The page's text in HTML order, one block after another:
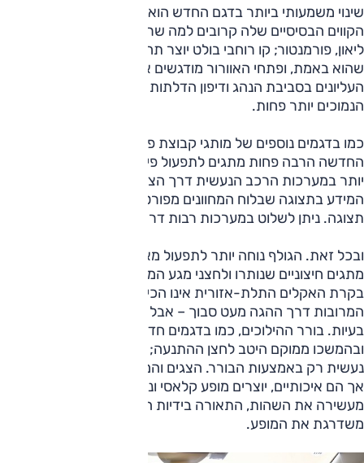
שינוי משמעותי ביותר בדגם החדש הוא בסביבת הנהג החדשה.
ליאון, פורמנטור; קו רוחבי בולט יוצר תחושה שהרכב רחב ממה
שהוא באמת, ופתחי האוורור מודגשים אך נמוכים (מדי). החלקים
העליונים בסביבת הנהג ודיפון הדלתות איכותיים למגע, החלקים
הנמוכים יותר פחות.
כמו בדגמים נוספים של מותגי קבוצת פולקסווגן, גם בגולף
החדשה הרבה פחות מתגים לתפעול פיזי ישיר, שליטה סבוכה
המידע בתצוגה שבלוח המחוונים מפורט ועשיר באפשרויות
תצוגה. ניתן לשלוט במערכות רבות דרך פקדים בגלגל ההגה.
ובכל זאת. הגולף נוחה יותר לתפעול מאחיותיה בזכות מספר
מתגים חיצוניים שנותרו ולחצני מגע הממוקמים טוב יותר. תפעול
בקרת האקלים התלת-אזורית אינו הכי מהיר, תפעול המערכות
המרובות דרך ההגה מעט סבוך – אבל לאחר היכרות קצרה אין
בעיות. בורר ההילוכים, כמו בדגמים חדשים אחרים, זעיר
ובהמשכו ממוקם היטב לחצן ההתנעה; בחירת מצבי הניהוג
נעשית רק באמצעות הבורר. הצגים והמחוונים נראים מעט קטנים
אך הם איכותיים, יוצרים מופע קלאסי ונעים, תאורת האווירה
מעשירה את השהות, התאורה בידיות הדלת לכיוון הכביש
משדרגת את המופע.